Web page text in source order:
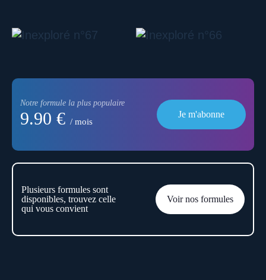
Notre formule la plus populaire
9.90 € / mois
Je m'abonne
Plusieurs formules sont
disponibles, trouvez celle
qui vous convient
Voir nos formules